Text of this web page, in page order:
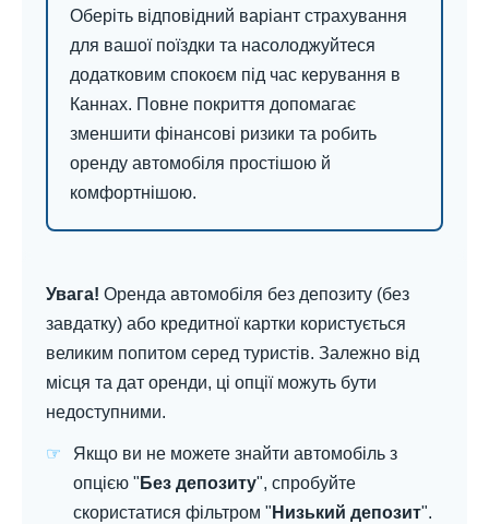
Оберіть відповідний варіант страхування
для вашої поїздки та насолоджуйтеся
додатковим спокоєм під час керування в
Каннах. Повне покриття допомагає
зменшити фінансові ризики та робить
оренду автомобіля простішою й
комфортнішою.
Увага! Оренда автомобіля без депозиту (без
завдатку) або кредитної картки користується
великим попитом серед туристів. Залежно від
місця та дат оренди, ці опції можуть бути
недоступними.
Якщо ви не можете знайти автомобіль з
опцією " Без депозиту", спробуйте
скористатися фільтром " Низький депозит".